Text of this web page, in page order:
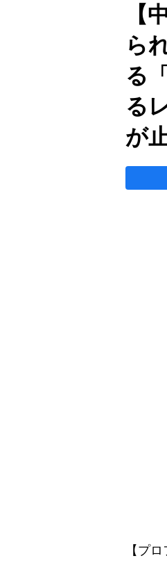
【
ら
る
る
が
【プ